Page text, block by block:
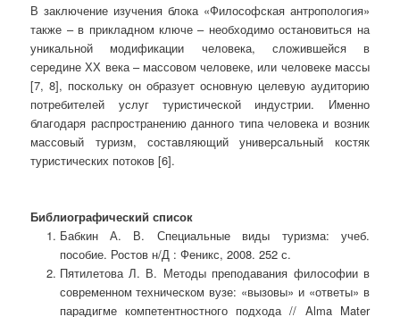
В заключение изучения блока «Философская антропология»
также – в прикладном ключе – необходимо остановиться на
уникальной модификации человека, сложившейся в
середине ХХ века – массовом человеке, или человеке массы
[7, 8], поскольку он образует основную целевую аудиторию
потребителей услуг туристической индустрии. Именно
благодаря распространению данного типа человека и возник
массовый туризм, составляющий универсальный костяк
туристических потоков [6].
Библиографический список
Бабкин А. В. Специальные виды туризма: учеб.
пособие. Ростов н/Д : Феникс, 2008. 252 с.
Пятилетова Л. В. Методы преподавания философии в
современном техническом вузе: «вызовы» и «ответы» в
парадигме компетентностного подхода // Alma Mater